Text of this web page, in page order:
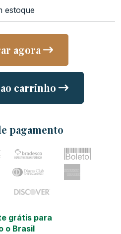
estoque
agora
carrinho
pagamento
grátis para
o Brasil